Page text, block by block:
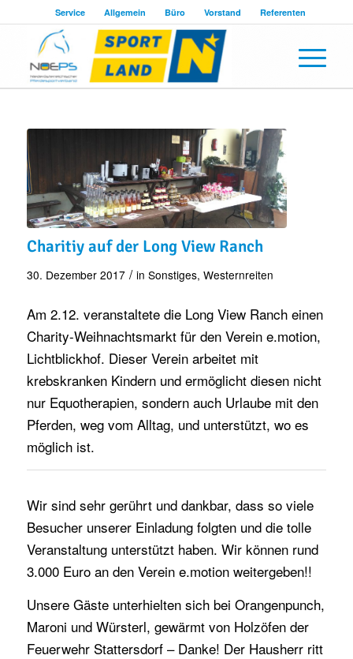
Service Allgemein Büro Vorstand Referenten
Charitiy auf der Long View Ranch
30. Dezember 2017 / in Sonstiges, Westernreiten
Am 2.12. veranstaltete die Long View Ranch einen
Charity-Weihnachtsmarkt für den Verein e.motion,
Lichtblickhof. Dieser Verein arbeitet mit
krebskranken Kindern und ermöglicht diesen nicht
nur Equotherapien, sondern auch Urlaube mit den
Pferden, weg vom Alltag, und unterstützt, wo es
möglich ist.
Wir sind sehr gerührt und dankbar, dass so viele
Besucher unserer Einladung folgten und die tolle
Veranstaltung unterstützt haben. Wir können rund
3.000 Euro an den Verein e.motion weitergeben!!
Unsere Gäste unterhielten sich bei Orangenpunch,
Maroni und Würsterl, gewärmt von Holzöfen der
Feuerwehr Stattersdorf – Danke! Der Hausherr ritt